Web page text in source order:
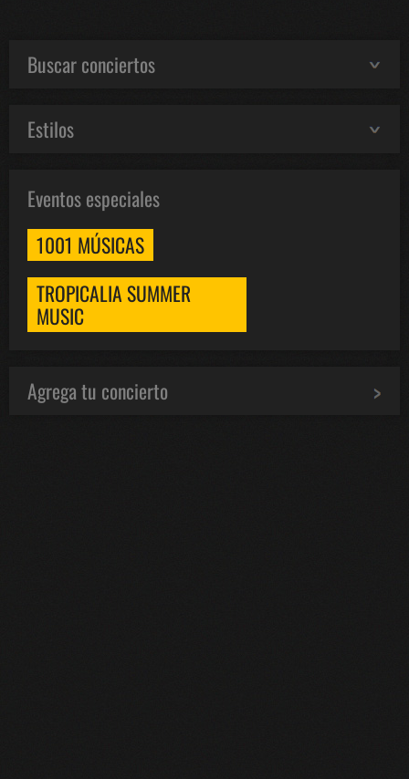
Buscar conciertos
Estilos
Eventos especiales
1001 MÚSICAS
TROPICALIA SUMMER
MUSIC
Agrega tu concierto